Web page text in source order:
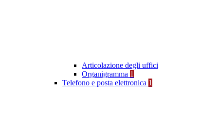
Articolazione degli uffici
Organigramma 1
Telefono e posta elettronica 1